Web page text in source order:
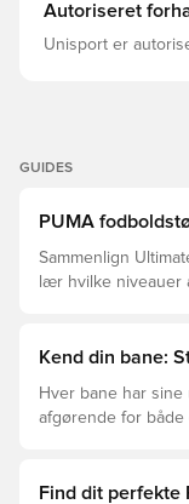
Dette er en sko
til brug på
Autoriseret
Unisport er
GUIDES
PUMA
Sammenlign
lær hvilke niveauer
Kend din bane:
Hver bane har
afgørende for
støvler der er det
Find dit perfekte